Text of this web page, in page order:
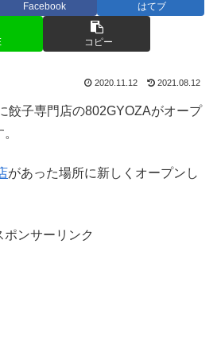
Facebook はてブ
コピー
2020.11.12 2021.08.12
餃子専門店の802GYOZAがオープ
があった場所に新しくオープンし
ポンサーリンク